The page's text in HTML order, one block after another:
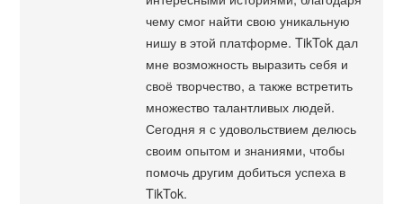
чему смог найти свою уникальную
нишу в этой платформе. TikTok дал
мне возможность выразить себя и
своё творчество, а также встретить
множество талантливых людей.
Сегодня я с удовольствием делюсь
своим опытом и знаниями, чтобы
помочь другим добиться успеха в
TikTok.